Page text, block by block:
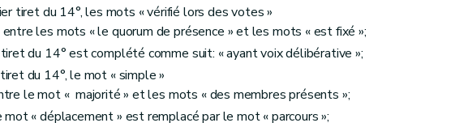
relatives aux pouvoirs locaux
tiret du 14°, les mots « vérifié lors des votes »
les mots « le quorum de présence » et les mots « est fixé »;
du 14° est complété comme suit: « ayant voix délibérative »;
du 14°, le mot « simple »
le mot « majorité » et les mots « des membres présents »;
mot « déplacement » est remplacé par le mot « parcours »;